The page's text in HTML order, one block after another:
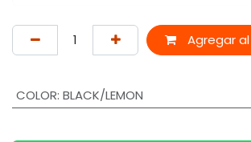
Agregar
COLOR: BLACK/LEMON